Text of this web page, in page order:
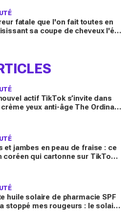
fatale que l'on fait toutes en
sa coupe de cheveux l'été
actif TikTok s’invite dans
crème yeux anti-âge The Ordinary
et jambes en peau de fraise : ce
coréen qui cartonne sur TikTok
huile solaire de pharmacie SPF
a stoppé mes rougeurs : le solaire